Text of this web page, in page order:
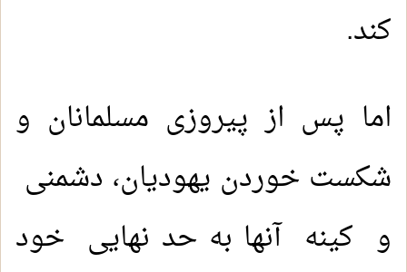
کند.
اما پس از پیروزی مسلمانان و
شکست خوردن یهودیان، دشمنی
و کینه آنها به حد نهایی خود